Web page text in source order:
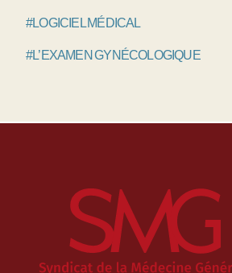
#LOGICIEL MÉDICAL
#L’EXAMEN GYNÉCOLOGIQUE